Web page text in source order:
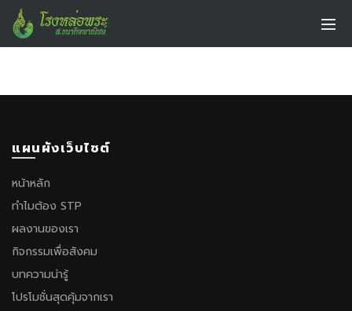
แผนผังเว็บไซต์
หน้าหลัก
ทำไมต้อง STP
ผลงานของเรา
กิจกรรมเพื่อสังคม
บทความน่ารู้
โปรโมชั่นสุดคุ้มจากเรา